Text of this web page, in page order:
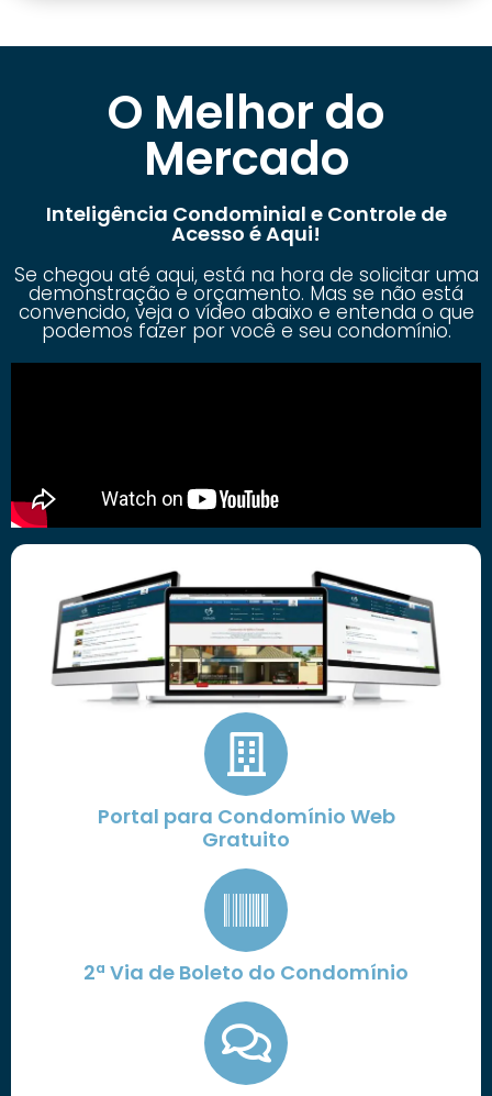
O Melhor do
Mercado
Inteligência Condominial e Controle de
Acesso é Aqui!
Se chegou até aqui, está na hora de solicitar uma
demonstração e orçamento. Mas se não está
convencido, veja o vídeo abaixo e entenda o que
podemos fazer por você e seu condomínio.
Portal para Condomínio Web
Gratuito
2ª Via de Boleto do Condomínio